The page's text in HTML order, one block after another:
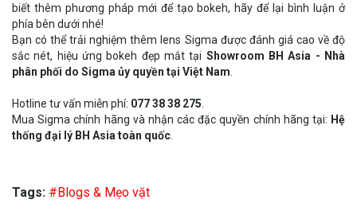
biết thêm phương pháp mới để tạo bokeh, hãy để lại bình luận ở
phía bên dưới nhé!
Bạn có thể trải nghiệm thêm lens Sigma được đánh giá cao về độ
sắc nét, hiệu ứng bokeh đẹp mắt tại Showroom BH Asia - Nhà
phân phối do Sigma ủy quyền tại Việt Nam
Hotline tư vấn miễn phí: 077 38 38 275
Mua Sigma chính hãng và nhận các đặc quyền chính hãng tại: Hệ
thống đại lý BH Asia toàn quốc
Tags: #Blogs & Mẹo vặt